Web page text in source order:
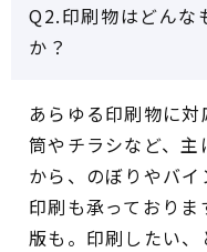
Q2.印刷物はどんな
か？
あらゆる印刷物に
筒やチラシなど、
から、のぼりやバ
印刷も承っており
版も。印刷したい